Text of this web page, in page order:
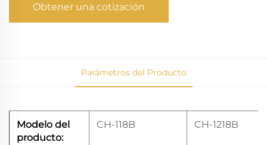
Obtener una cotización
Parámetros del Producto
Modelo del
producto:
CH-118B CH-1218B